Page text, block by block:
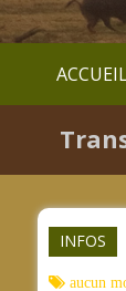
INFOS
aucun